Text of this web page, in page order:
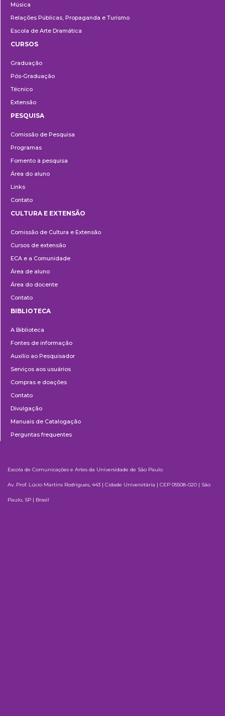
Música
Relações Públicas, Propaganda e Turismo
Escola de Arte Dramática
CURSOS
Graduação
Pós-Graduação
Técnico
Extensão
PESQUISA
Comissão de Pesquisa
Programas
Fomento à pesquisa
Área do aluno
Links
Contato
e
Extensão
CULTURA E EXTENSÃO
Comissão de Cultura e Extensão
Cursos de extensão
ECA e a Comunidade
Área de aluno
Área do docente
Contato
BIBLIOTECA
A Biblioteca
Fontes de informação
Auxílio ao Pesquisador
Serviços aos usuários
Compras e doações
Contato
Divulgação
Manuais de Catalogação
Perguntas frequentes
Escola de Comunicações e Artes da Universidade de São Paulo
Av. Prof. Lúcio Martins Rodrigues, 443 | Cidade Universitária | CEP 05508-020 | São
Paulo, SP | Brasil